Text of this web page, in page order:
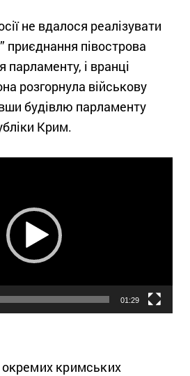
не вдалося реалізувати
приєднання півострова
парламенту, і вранці
розгорнула військову
будівлю парламенту
Крим.
01:29
окремих кримських